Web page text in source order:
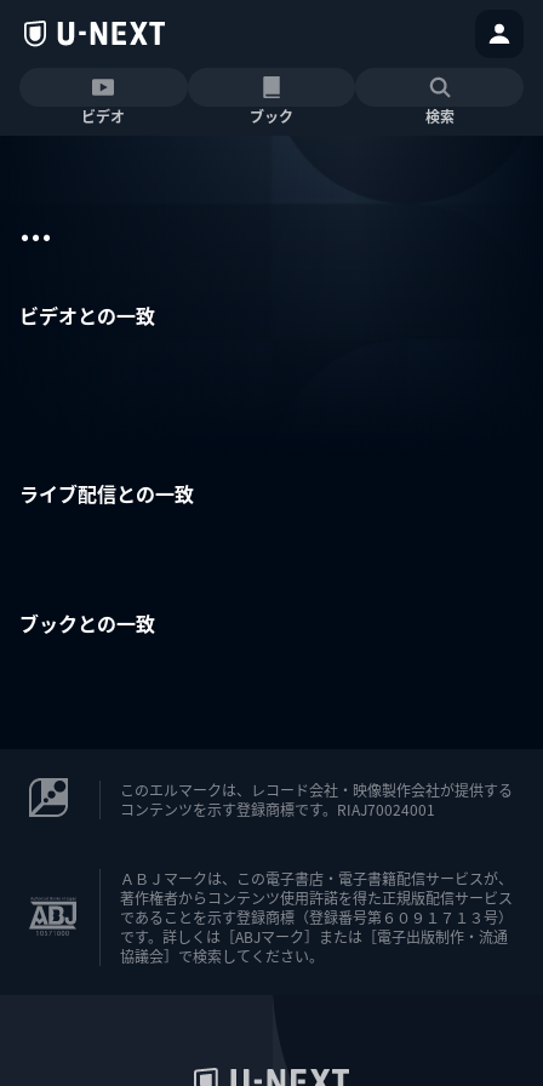
ビデオ ブック 検索
...
ビデオとの一致
ライブ配信との一致
ブックとの一致
このエルマークは、レコード会社・映像製作会社が提供する
コンテンツを示す登録商標です。RIAJ70024001
ＡＢＪマークは、この電子書店・電子書籍配信サービスが、
著作権者からコンテンツ使用許諾を得た正規版配信サービス
であることを示す登録商標（登録番号第６０９１７１３号）
です。詳しくは［ABJマーク］または［電子出版制作・流通
協議会］で検索してください。